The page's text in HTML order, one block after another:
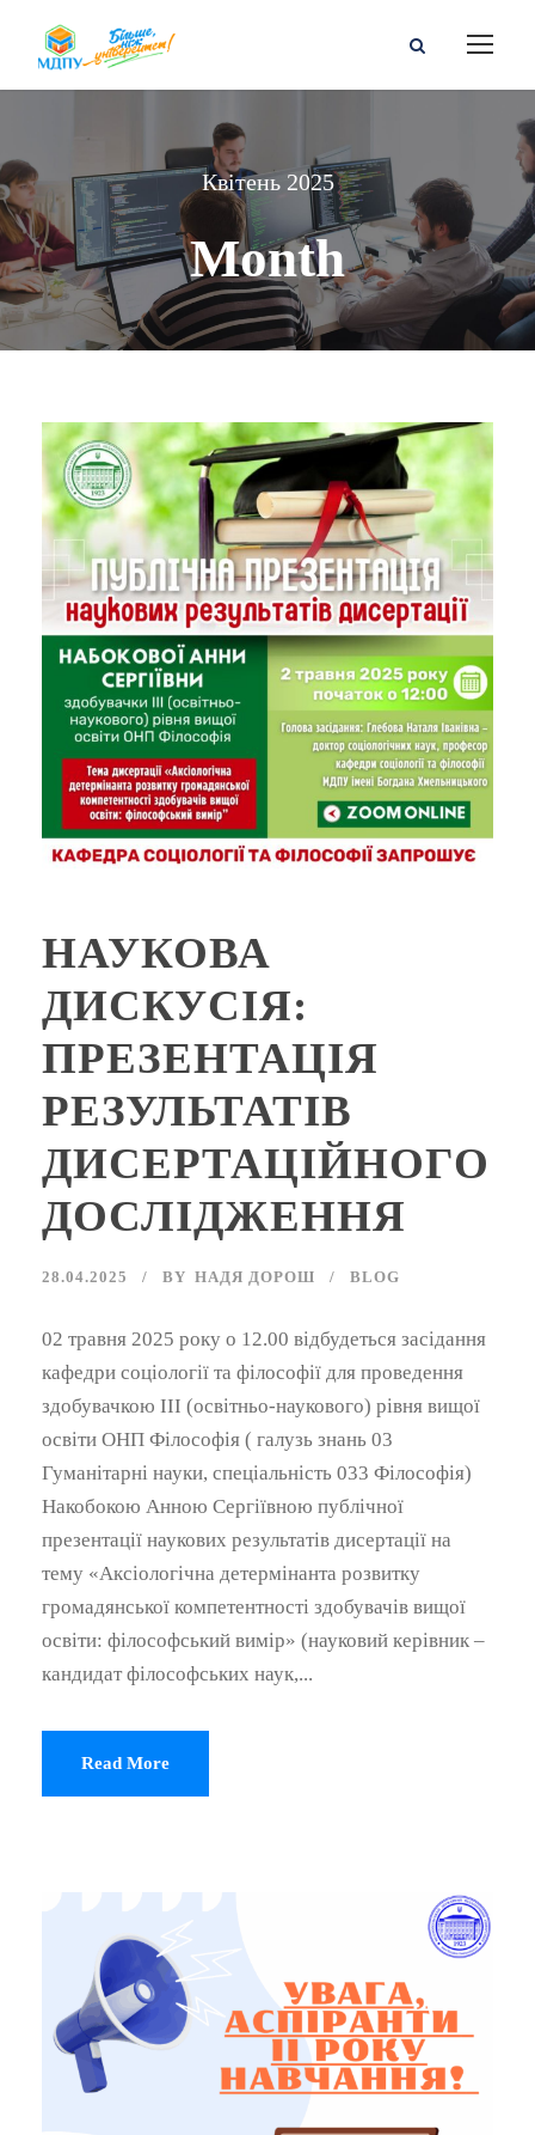
Квітень 2025
Month
НАУКОВА
ДИСКУСІЯ:
ПРЕЗЕНТАЦІЯ
РЕЗУЛЬТАТІВ
ДИСЕРТАЦІЙНОГО
ДОСЛІДЖЕННЯ
28.04.2025 BY НАДЯ ДОРОШ BLOG
02 травня 2025 року о 12.00 відбудеться засідання
кафедри соціології та філософії для проведення
здобувачкою ІІІ (освітньо-наукового) рівня вищої
освіти ОНП Філософія ( галузь знань 03
Гуманітарні науки, спеціальність 033 Філософія)
Накобокою Анною Сергіївною публічної
презентації наукових результатів дисертації на
тему «Аксіологічна детермінанта розвитку
громадянської компетентності здобувачів вищої
освіти: філософський вимір» (науковий керівник –
кандидат філософських наук,...
Read More